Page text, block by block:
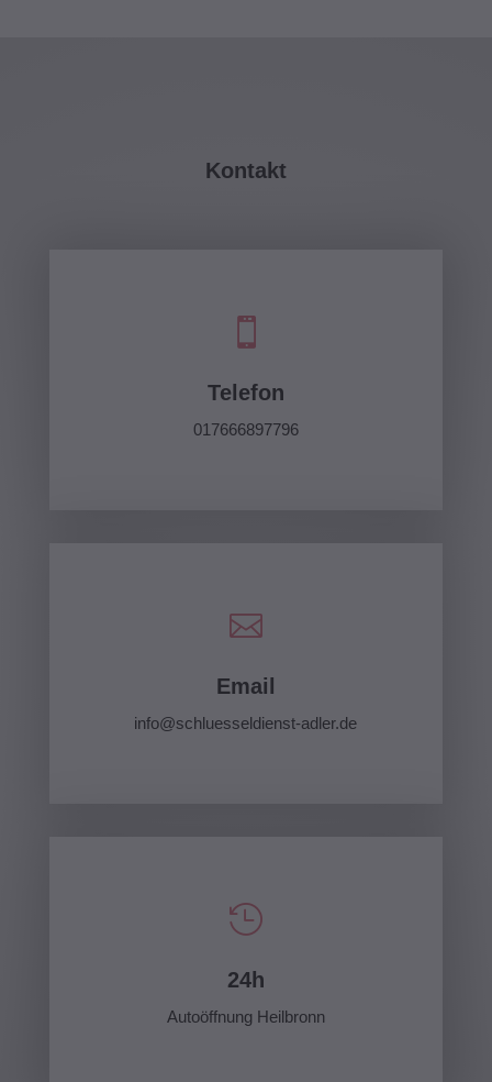
Kontakt

Telefon
017666897796

Email
info@schluesseldienst-adler.de

24h
Autoöffnung Heilbronn